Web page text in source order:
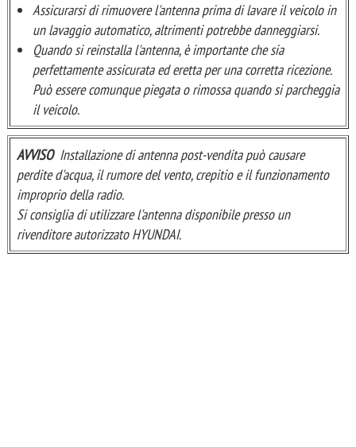
Assicurarsi di rimuovere l'antenna prima di lavare il veicolo in
un lavaggio automatico, altrimenti potrebbe danneggiarsi.
Quando si reinstalla l'antenna, è importante che sia
perfettamente assicurata ed eretta per una corretta ricezione.
Può essere comunque piegata o rimossa quando si parcheggia
il veicolo.
AVVISO Installazione di antenna post-vendita può causare
perdite d'acqua, il rumore del vento, crepitio e il funzionamento
improprio della radio.
Si consiglia di utilizzare l'antenna disponibile presso un
rivenditore autorizzato HYUNDAI.